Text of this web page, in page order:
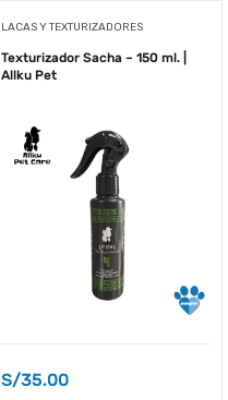
LACAS Y TEXTURIZADORES
Texturizador Sacha – 150 ml. |
Allku Pet
S/35.00